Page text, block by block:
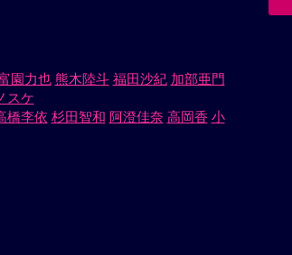
園力也 熊木陸斗 福田沙紀 加部亜門
スケ
橋李依 杉田智和 阿澄佳奈 高岡香 小